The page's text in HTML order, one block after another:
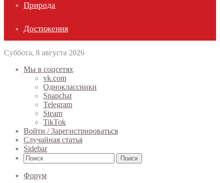
Природа
Достижения
Суббота, 8 августа 2026
Мы в соцсетях
vk.com
Одноклассники
Snapchat
Telegram
Steam
TikTok
Войти / Зарегистрироваться
Случайная статья
Sidebar
Поиск
Форум